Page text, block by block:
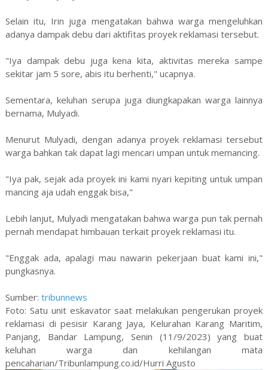
Selain itu, Irin juga mengatakan bahwa warga mengeluhkan
adanya dampak debu dari aktifitas proyek reklamasi tersebut.
"Iya dampak debu juga kena kita, aktivitas mereka sampe
sekitar jam 5 sore, abis itu berhenti," ucapnya.
Sementara, keluhan serupa juga diungkapakan warga lainnya
bernama, Mulyadi.
Menurut Mulyadi, dengan adanya proyek reklamasi tersebut
warga bahkan tak dapat lagi mencari umpan untuk memancing.
"Iya pak, sejak ada proyek ini kami nyari kepiting untuk umpan
mancing aja udah enggak bisa,"
Lebih lanjut, Mulyadi mengatakan bahwa warga pun tak pernah
pernah mendapat himbauan terkait proyek reklamasi itu.
"Enggak ada, apalagi mau nawarin pekerjaan buat kami ini,"
pungkasnya.
Sumber: tribunnews
Foto: Satu unit eskavator saat melakukan pengerukan proyek
reklamasi di pesisir Karang Jaya, Kelurahan Karang Maritim,
Panjang, Bandar Lampung, Senin (11/9/2023) yang buat
keluhan warga dan kehilangan mata
pencaharian/Tribunlampung.co.id/Hurri Agusto